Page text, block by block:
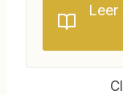
Leer